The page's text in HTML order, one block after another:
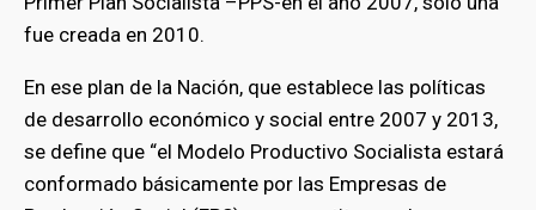
fue creada en 2010.
En ese plan de la Nación, que establece las políticas
de desarrollo económico y social entre 2007 y 2013,
se define que “el Modelo Productivo Socialista estará
conformado básicamente por las Empresas de